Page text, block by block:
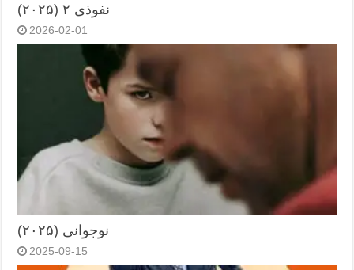
نفوذی ۲ (۲۰۲۵)
2026-02-01
نوجوانی (۲۰۲۵)
2025-09-15